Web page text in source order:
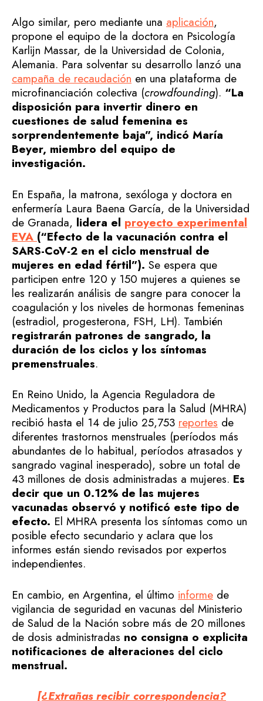
Algo similar, pero mediante una aplicación,
propone el equipo de la doctora en Psicología
Karlijn Massar, de la Universidad de Colonia,
Alemania. Para solventar su desarrollo lanzó una
campaña de recaudación en una plataforma de
microfinanciación colectiva (crowdfounding). “La
disposición para invertir dinero en
cuestiones de salud femenina es
sorprendentemente baja”, indicó María
Beyer, miembro del equipo de
investigación.
En España, la matrona, sexóloga y doctora en
enfermería Laura Baena García, de la Universidad
de Granada, lidera el proyecto experimental
EVA (“Efecto de la vacunación contra el
SARS-CoV-2 en el ciclo menstrual de
mujeres en edad fértil”). Se espera que
participen entre 120 y 150 mujeres a quienes se
les realizarán análisis de sangre para conocer la
coagulación y los niveles de hormonas femeninas
(estradiol, progesterona, FSH, LH). También
registrarán patrones de sangrado, la
duración de los ciclos y los síntomas
premenstruales.
En Reino Unido, la Agencia Reguladora de
Medicamentos y Productos para la Salud (MHRA)
recibió hasta el 14 de julio 25,753 reportes de
diferentes trastornos menstruales (períodos más
abundantes de lo habitual, períodos atrasados y
sangrado vaginal inesperado), sobre un total de
43 millones de dosis administradas a mujeres. Es
decir que un 0.12% de las mujeres
vacunadas observó y notificó este tipo de
efecto. El MHRA presenta los síntomas como un
posible efecto secundario y aclara que los
informes están siendo revisados ​​por expertos
independientes.
En cambio, en Argentina, el último informe de
vigilancia de seguridad en vacunas del Ministerio
de Salud de la Nación sobre más de 20 millones
de dosis administradas no consigna o explicita
notificaciones de alteraciones del ciclo
menstrual.
[¿Extrañas recibir correspondencia?